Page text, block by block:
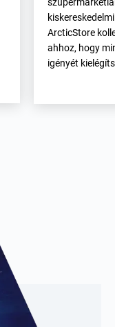
ArcticStore
ahhoz, hogy
igényét